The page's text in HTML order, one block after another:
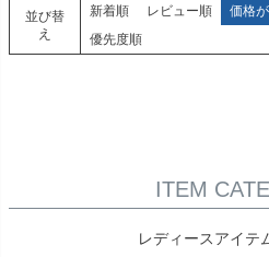
並び替
え
新着順 レビュー順 価格
優先度順
ITEM
レディースアイテ